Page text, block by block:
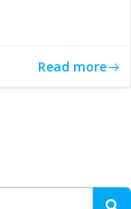
Read more